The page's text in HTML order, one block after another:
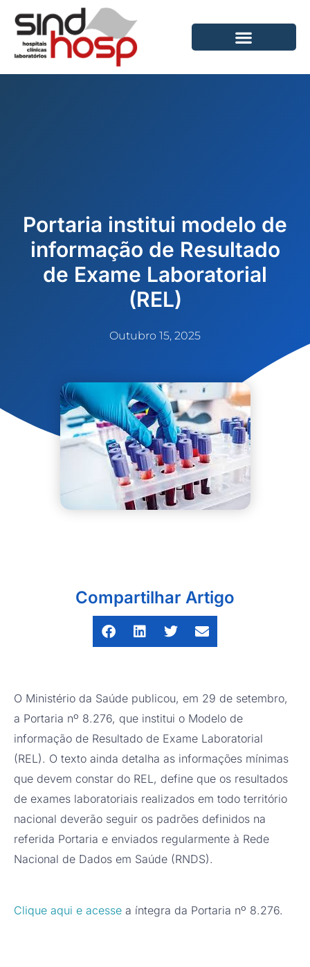
para
conteúdo
Portaria institui modelo de
informação de Resultado
de Exame Laboratorial
(REL)
Outubro 15, 2025
Compartilhar Artigo
O Ministério da Saúde publicou, em 29 de setembro,
a Portaria nº 8.276, que institui o Modelo de
informação de Resultado de Exame Laboratorial
(REL). O texto ainda detalha as informações mínimas
que devem constar do REL, define que os resultados
de exames laboratoriais realizados em todo território
nacional deverão seguir os padrões definidos na
referida Portaria e enviados regularmente à Rede
Nacional de Dados em Saúde (RNDS).
Clique aqui e acesse a íntegra da Portaria nº 8.276.